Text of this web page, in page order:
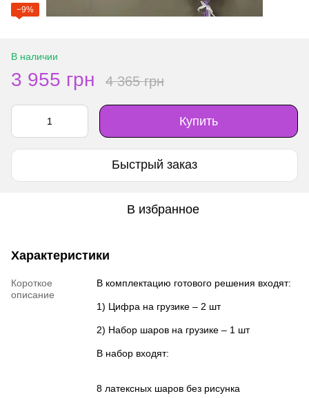
−9%
В наличии
3 955 грн 4 365 грн
Купить
Быстрый заказ
В избранное
Характеристики
Короткое
описание
В комплектацию готового решения входят:
1) Цифра на грузике – 2 шт
2) Набор шаров на грузике – 1 шт
В набор входят:
8 латексных шаров без рисунка